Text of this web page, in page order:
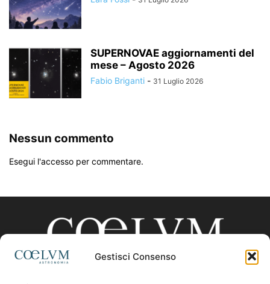
Gestisci Consenso
SUPERNOVAE aggiornamenti del
mese – Agosto 2026
Fabio Briganti - 31 Luglio 2026
Nessun commento
Esegui l'accesso per commentare.